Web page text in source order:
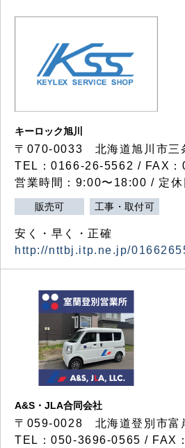
キーロック旭川
〒070-0033 北海道旭川市三
TEL：0166-26-5562 / FAX
営業時間：9:00〜18:00 / 定休
販売可 工事・取付可
安く・早く・正確
http://nttbj.itp.ne.jp/
A&S・JLA合同会社
〒 059-0028 北海道登別市富
TEL：050-3696-0565 / FAX